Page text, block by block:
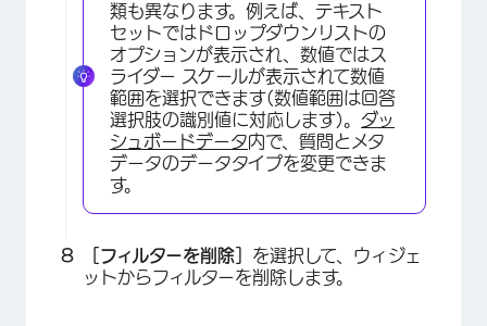
×
類も異なります。例えば、テキスト
セットではドロップダウンリストの
オプションが表示され、数値ではス
ライダー スケールが表示されて数値
範囲を選択できます(数値範囲は回答
選択肢の識別値に対応します)。 ダッ
シュボードデータ内で、質問とメタ
データのデータタイプを変更できま
す。
［フィルターを削除］ を選択して、ウィジェ
ットからフィルターを削除します。